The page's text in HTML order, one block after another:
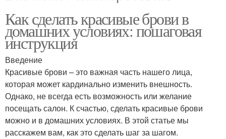
Как сделать красивые брови в
домашних условиях: пошаговая
инструкция
Введение
Красивые брови – это важная часть нашего лица,
которая может кардинально изменить внешность.
Однако, не всегда есть возможность или желание
посещать салон. К счастью, сделать красивые брови
можно и в домашних условиях. В этой статье мы
расскажем вам, как это сделать шаг за шагом.